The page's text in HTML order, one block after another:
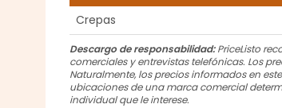
Crepas
Descargo de responsabilidad:PriceListo
comerciales y entrevistas telefónicas. Los
Naturalmente, los precios informados en
ubicaciones de una marca comercial
individual que le interese.